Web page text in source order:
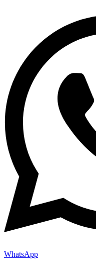
WhatsApp